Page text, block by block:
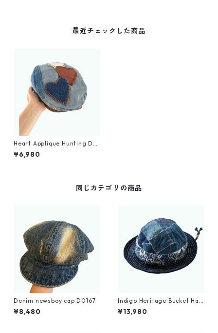
最近チェックした商品
Heart Applique Hunting D0
048
¥6,980
同じカテゴリの商品
Denim newsboy cap D0167
¥8,480
Indigo Heritage Bucket Hat
D0001
¥13,980